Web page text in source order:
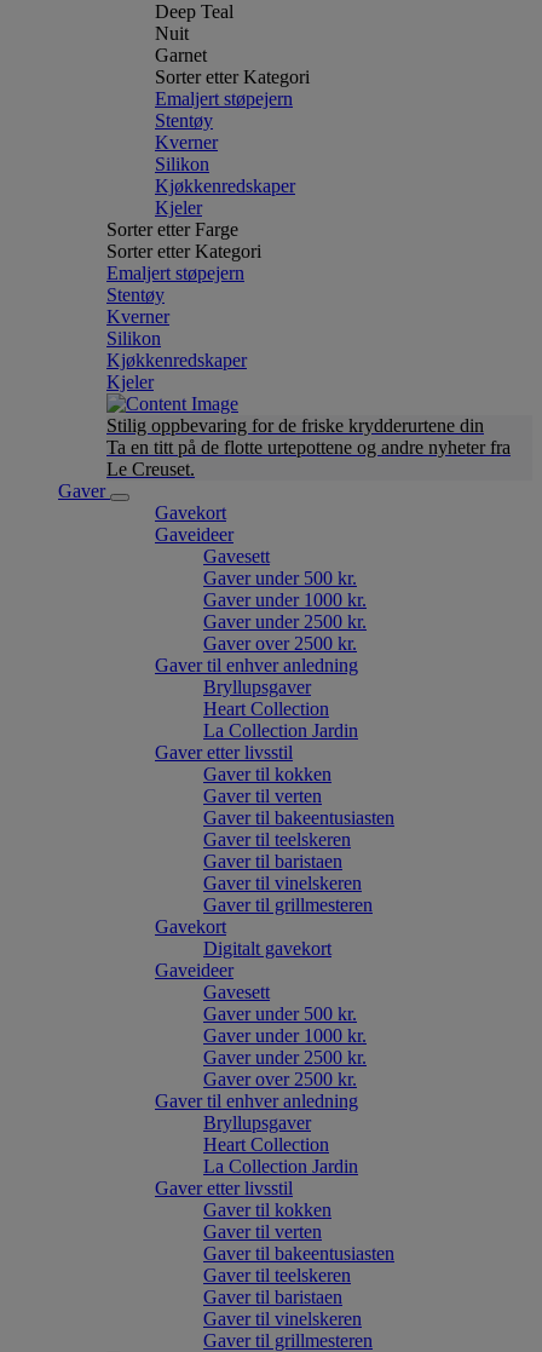
Deep Teal
Nuit
Garnet
Sorter etter Kategori
Emaljert støpejern
Stentøy
Kverner
Silikon
Kjøkkenredskaper
Kjeler
Sorter etter Farge
Sorter etter Kategori
Emaljert støpejern
Stentøy
Kverner
Silikon
Kjøkkenredskaper
Kjeler
Stilig oppbevaring for de friske krydderurtene din
Ta en titt på de flotte urtepottene og andre nyheter fra
Le Creuset.
Gaver
Gavekort
Gaveideer
Gavesett
Gaver under 500 kr.
Gaver under 1000 kr.
Gaver under 2500 kr.
Gaver over 2500 kr.
Gaver til enhver anledning
Bryllupsgaver
Heart Collection
La Collection Jardin
Gaver etter livsstil
Gaver til kokken
Gaver til verten
Gaver til bakeentusiasten
Gaver til teelskeren
Gaver til baristaen
Gaver til vinelskeren
Gaver til grillmesteren
Gavekort
Digitalt gavekort
Gaveideer
Gavesett
Gaver under 500 kr.
Gaver under 1000 kr.
Gaver under 2500 kr.
Gaver over 2500 kr.
Gaver til enhver anledning
Bryllupsgaver
Heart Collection
La Collection Jardin
Gaver etter livsstil
Gaver til kokken
Gaver til verten
Gaver til bakeentusiasten
Gaver til teelskeren
Gaver til baristaen
Gaver til vinelskeren
Gaver til grillmesteren